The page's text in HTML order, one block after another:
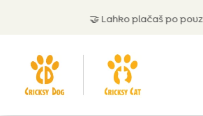
Lahko plačaš po povzetju